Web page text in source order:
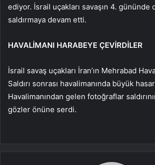
ediyor. İsrail uçakları savaşın 4. gününde
saldırmaya devam etti.
HAVALİMANI HARABEYE ÇEVİRDİLER
İsrail savaş uçakları İran’ın Mehrabad
Saldırı sonrası havalimanında büyük
Havalimanından gelen fotoğraflar
gözler önüne serdi.